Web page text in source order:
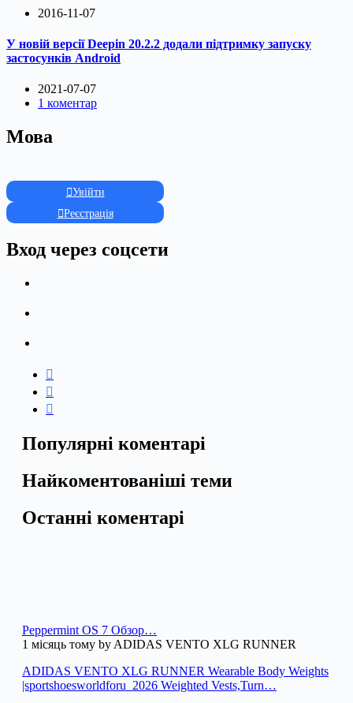
2016-11-07
У новій версії Deepin 20.2.2 додали підтримку запуску
застосунків Android
2021-07-07
1 коментар
Мова
Увійти
Реєстрація
Вход через соцсети
Популярні коментарі
Найкоментованіші теми
Останні коментарі
Peppermint OS 7 Обзор…
1 місяць тому by ADIDAS VENTO XLG RUNNER
ADIDAS VENTO XLG RUNNER Wearable Body Weights
|sportshoesworldforu_2026 Weighted Vests,Turn…